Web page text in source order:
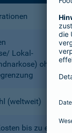
Lokal­
ohne
(weltweit)
bis zu einem